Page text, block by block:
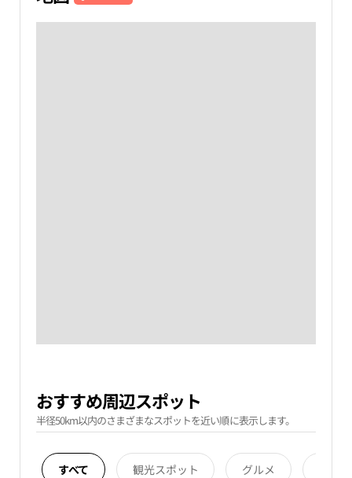
おすすめ周辺スポット
半径50km以内のさまざまなスポットを近い順に表示します。
すべて 観光スポット グルメ